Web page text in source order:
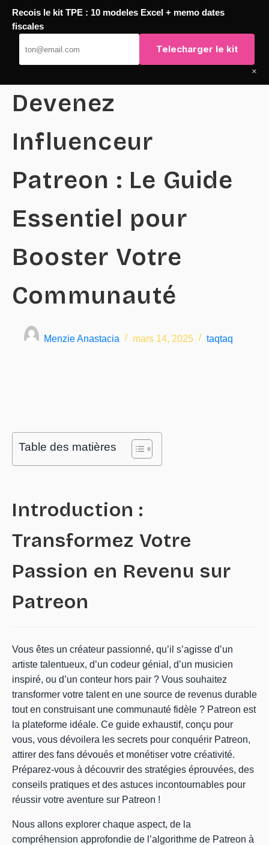
Passer
au
contenu
TaqTaq
Devenez
Influenceur
Patreon : Le Guide
Essentiel pour
Booster Votre
Communauté
Menzie Anastacia mars 14, 2025 taqtaq
Table des matières
Introduction :
Transformez Votre
Passion en Revenu sur
Patreon
Vous êtes un créateur passionné, qu’il s’agisse d’un
artiste talentueux, d’un codeur génial, d’un musicien
inspiré, ou d’un conteur hors pair ? Vous souhaitez
transformer votre talent en une source de revenus durable
tout en construisant une communauté fidèle ? Patreon est
la plateforme idéale. Ce guide exhaustif, conçu pour
vous, vous dévoilera les secrets pour conquérir Patreon,
attirer des fans dévoués et monétiser votre créativité.
Préparez-vous à découvrir des stratégies éprouvées, des
conseils pratiques et des astuces incontournables pour
réussir votre aventure sur Patreon !
Nous allons explorer chaque aspect, de la
compréhension approfondie de l’algorithme de Patreon à
Recois le kit TPE : 10 modeles Excel + memo dates
fiscales
Telecharger le kit
×